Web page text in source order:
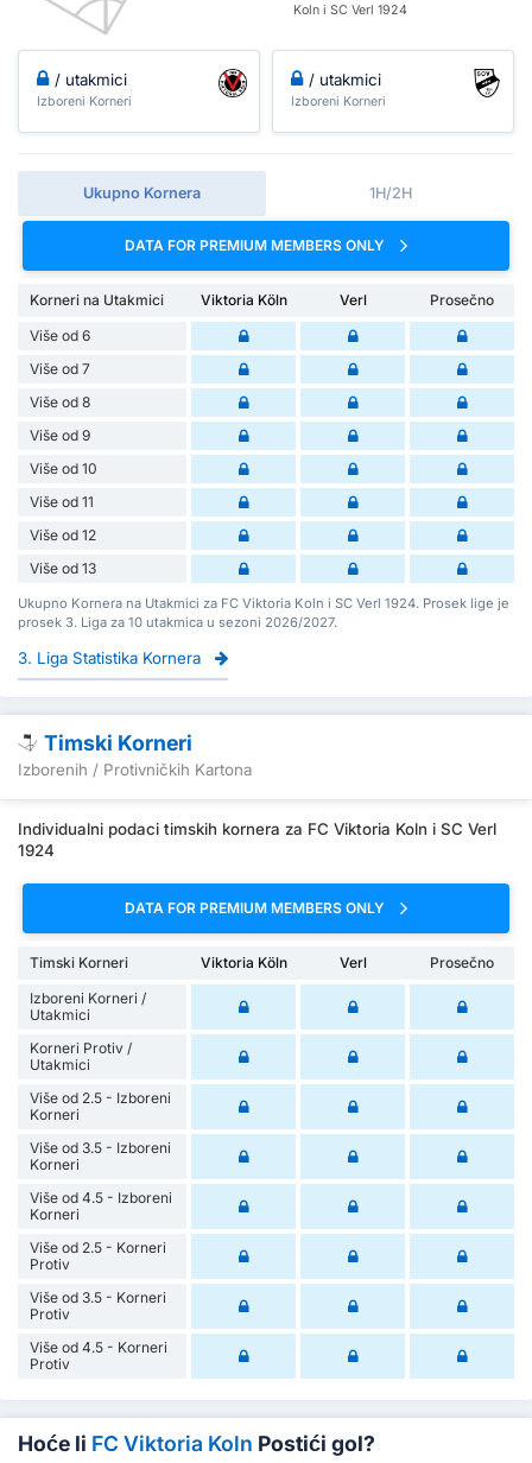
Koln i SC Verl 1924
/ utakmici
Izboreni Korneri
/ utakmici
Izboreni Korneri
Ukupno Kornera 1H/2H
DATA FOR PREMIUM MEMBERS ONLY
Korneri na Utakmici Viktoria Köln Verl
Prosečno
Više od 6
Više od 7
Više od 8
Više od 9
Više od 10
Više od 11
Više od 12
Više od 13
Ukupno Kornera na Utakmici za FC Viktoria Koln i SC Verl 1924. Prosek lige je
prosek 3. Liga za 10 utakmica u sezoni 2026/2027.
3. Liga Statistika Kornera
Timski Korneri
Izborenih / Protivničkih Kartona
Individualni podaci timskih kornera za FC Viktoria Koln i SC Verl
1924
DATA FOR PREMIUM MEMBERS ONLY
Timski Korneri Viktoria Köln Verl
Prosečno
Izboreni Korneri /
Utakmici
Korneri Protiv /
Utakmici
Više od 2.5 - Izboreni
Korneri
Više od 3.5 - Izboreni
Korneri
Više od 4.5 - Izboreni
Korneri
Više od 2.5 - Korneri
Protiv
Više od 3.5 - Korneri
Protiv
Više od 4.5 - Korneri
Protiv
Hoće li FC Viktoria Koln Postići gol?